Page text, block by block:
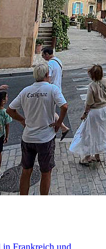
Frankreich und